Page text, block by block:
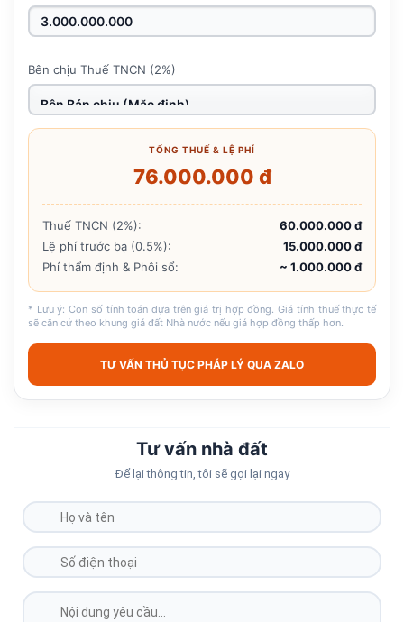
Bên chịu Thuế TNCN (2%)
TỔNG THUẾ & LỆ PHÍ
76.000.000 đ
Thuế TNCN (2%):
60.000.000 đ
Lệ phí trước bạ (0.5%):
15.000.000 đ
Phí thẩm định & Phôi sổ:
~ 1.000.000 đ
* Lưu ý: Con số tính toán dựa trên giá trị hợp đồng. Giá tính thuế thực tế
sẽ căn cứ theo khung giá đất Nhà nước nếu giá hợp đồng thấp hơn.
TƯ VẤN THỦ TỤC PHÁP LÝ QUA ZALO
Tư vấn nhà đất
Để lại thông tin, tôi sẽ gọi lại ngay